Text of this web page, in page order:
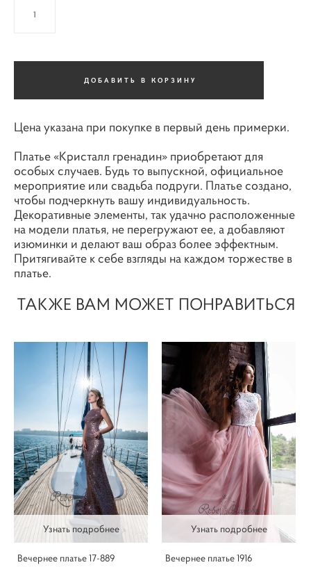
ДОБАВИТЬ В КОРЗИНУ
Цена указана при покупке в первый день примерки.
Платье «Кристалл гренадин» приобретают для
особых случаев. Будь то выпускной, официальное
мероприятие или свадьба подруги. Платье создано,
чтобы подчеркнуть вашу индивидуальность.
Декоративные элементы, так удачно расположенные
на модели платья, не перегружают ее, а добавляют
изюминки и делают ваш образ более эффектным.
Притягивайте к себе взгляды на каждом торжестве в
платье.
ТАКЖЕ ВАМ МОЖЕТ ПОНРАВИТЬСЯ
Узнать подробнее
Вечернее платье 17-889
Узнать подробнее
Вечернее платье 1916